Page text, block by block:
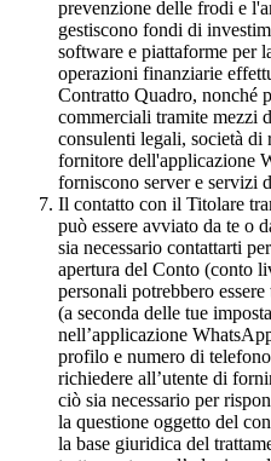
prevenzione delle frodi e
gestiscono fondi di
software e piattaforme per
operazioni finanziarie
Contratto Quadro, nonché
commerciali tramite mezzi
consulenti legali, società di
fornitore dell'applicazione
forniscono server e servizi
Il contatto con il Titolare
può essere avviato da te o
sia necessario contattarti
apertura del Conto (conto
personali potrebbero
(a seconda delle tue
nell’applicazione
profilo e numero di
richiedere all’utente di
ciò sia necessario per
la questione oggetto del
la base giuridica del